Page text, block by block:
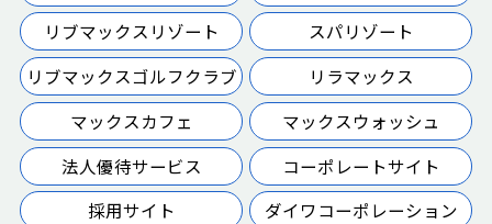
リブマックスリゾート
スパリゾート
リブマックスゴルフクラブ
リラマックス
マックスカフェ
マックスウォッシュ
法人優待サービス
コーポレートサイト
採用サイト
ダイワコーポレーション